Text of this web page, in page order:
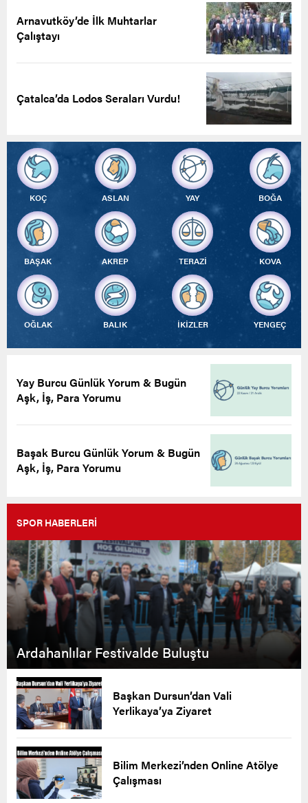
Arnavutköy’de İlk Muhtarlar
Çalıştayı
Çatalca’da Lodos Seraları Vurdu!
KOÇ ASLAN YAY BOĞA
BAŞAK AKREP TERAZİ KOVA
OĞLAK BALIK İKİZLER YENGEÇ
Yay Burcu Günlük Yorum & Bugün
Aşk, İş, Para Yorumu
Başak Burcu Günlük Yorum & Bugün
Aşk, İş, Para Yorumu
SPOR HABERLERİ
Ardahanlılar Festivalde Buluştu
Başkan Dursun’dan Vali
Yerlikaya’ya Ziyaret
Bilim Merkezi’nden Online Atölye
Çalışması